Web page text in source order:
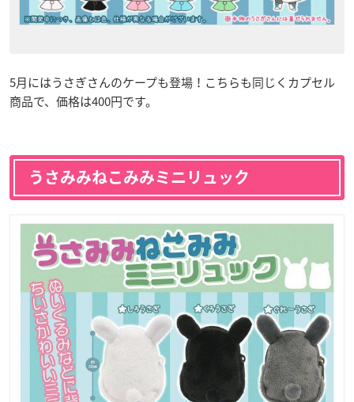
5月にはうさぎさんのケープも登場！こちらも同じくカプセル
商品で、価格は400円です。
うさみみねこみみミニリュック